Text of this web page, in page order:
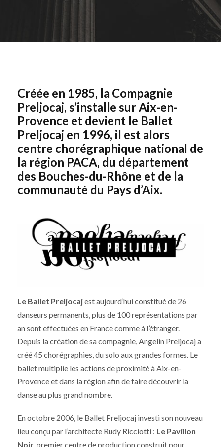
Créée en 1985, la Compagnie
Preljocaj, s’installe sur Aix-en-
Provence et devient le Ballet
Preljocaj en 1996, il est alors
centre chorégraphique national de
la région PACA, du département
des Bouches-du-Rhône et de la
communauté du Pays d’Aix.
Le Ballet Preljocajest aujourd’hui constitué de 26
danseurs permanents, plus de 100 représentations par
an sont effectuées en France comme à l’étranger.
Depuis la création de sa compagnie, Angelin Preljocaj a
créé 45 chorégraphies, du solo aux grandes formes. Le
ballet multiplie les actions de proximité à Aix-en-
Provence et dans la région afin de faire découvrir la
danse au plus grand nombre.
En octobre 2006, le Ballet Preljocaj investi son nouveau
lieu conçu par l’architecte Rudy Ricciotti : Le Pavillon
Noir, premier centre de production construit pour